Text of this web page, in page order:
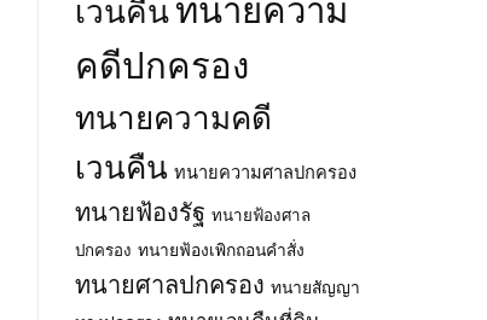
เวนคืน ทนายความ
คดีปกครอง
ทนายความคดี
เวนคืน ทนายความศาลปกครอง
ทนายฟ้องรัฐ ทนายฟ้องศาล
ปกครอง ทนายฟ้องเพิกถอนคำสั่ง
ทนายศาลปกครอง ทนายสัญญา